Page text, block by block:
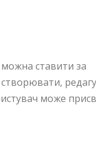
ставити за
може